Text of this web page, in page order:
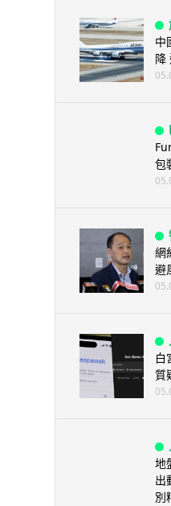
中
降
包
網
避
白
質
地
出
別